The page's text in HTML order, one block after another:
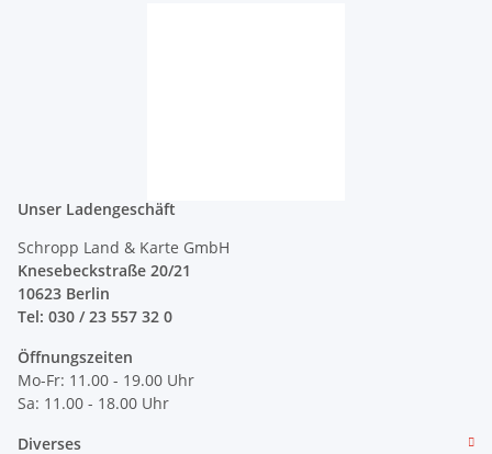
Unser Ladengeschäft
Schropp Land & Karte GmbH
Knesebeckstraße 20/21
10623 Berlin
Tel: 030 / 23 557 32 0
Öffnungszeiten
Mo-Fr: 11.00 - 19.00 Uhr
Sa: 11.00 - 18.00 Uhr
Diverses